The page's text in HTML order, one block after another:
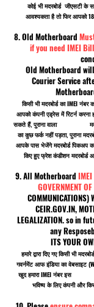
कोई भी मदरबोर्ड जीएसटी के
आवश्यकता है तो फिर आपको
8. Old Motherboard
if you need IMEI Bill
Old Motherboard
Courier Service
किसी भी मदरबोर्ड का IMEI नंबर
आपको कंपनी एड्रेस में रिटर्न करना
सकते हैं, पुराना वाला
का कुछ फर्क नहीं पड़ता, पुराना
आपके पास भेजेंगे मदरबोर्ड
किए हुए फ्रेश कंडीशन मदरबोर्ड
9. All Motherboard
GOVERNMENT
CEIR.GOV.IN,
LEGALIZATION. so in
any
ITS YOUR
हमारे द्वारा दिए गए किसी भी
गवर्नमेंट आफ इंडिया का वेबसाइट (
खुद हमारा IMEI नंबर इस
भविष्य के लिए कंपनी और